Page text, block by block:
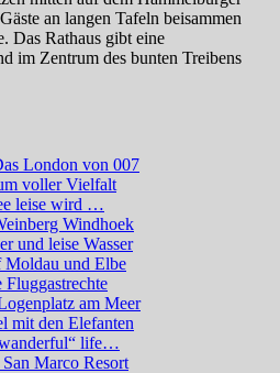
an langen Tafeln beisammen
Das Rathaus gibt eine
im Zentrum des bunten Treibens
London von 007
voller Vielfalt
leise wird …
Windhoek
und leise Wasser
Moldau und Elbe
Fluggastrechte
am Meer
mit den Elefanten
life…
Marco Resort